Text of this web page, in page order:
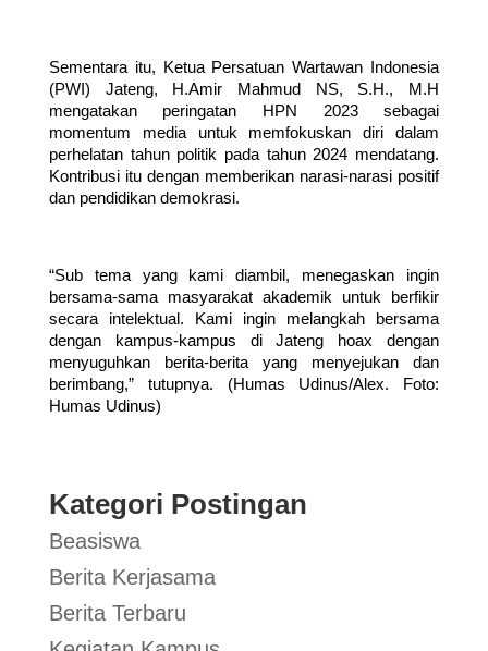
Sementara itu, Ketua Persatuan Wartawan Indonesia
(PWI) Jateng, H.Amir Mahmud NS, S.H., M.H
mengatakan peringatan HPN 2023 sebagai
momentum media untuk memfokuskan diri dalam
perhelatan tahun politik pada tahun 2024 mendatang.
Kontribusi itu dengan memberikan narasi-narasi positif
dan pendidikan demokrasi.
“Sub tema yang kami diambil, menegaskan ingin
bersama-sama masyarakat akademik untuk berfikir
secara intelektual. Kami ingin melangkah bersama
dengan kampus-kampus di Jateng hoax dengan
menyuguhkan berita-berita yang menyejukan dan
berimbang,” tutupnya. (Humas Udinus/Alex. Foto:
Humas Udinus)
Kategori Postingan
Beasiswa
Berita Kerjasama
Berita Terbaru